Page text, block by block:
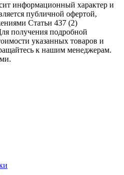
информационный характер и
публичной офертой,
Статьи 437 (2)
получения подробной
указанных товаров и
к нашим менеджерам.